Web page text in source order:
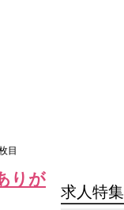
目
りが
求人特集